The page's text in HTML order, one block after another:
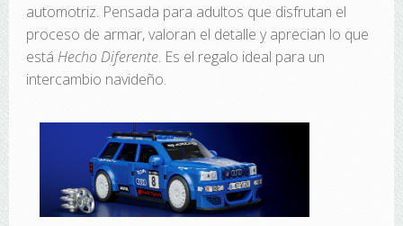
automotriz. Pensada para adultos que disfrutan el
proceso de armar, valoran el detalle y aprecian lo que
está Hecho Diferente. Es el regalo ideal para un
intercambio navideño.